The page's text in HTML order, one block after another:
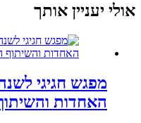
אולי יעניין אותך
מפגש חגיגי
האחדות